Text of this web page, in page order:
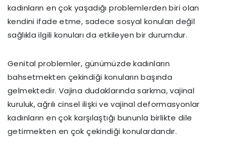
kadınların en çok yaşadığı problemlerden biri olan
kendini ifade etme, sadece sosyal konuları değil
sağlıkla ilgili konuları da etkileyen bir durumdur.
Genital problemler, günümüzde kadınların
bahsetmekten çekindiği konuların başında
gelmektedir. Vajina dudaklarında sarkma, vajinal
kuruluk, ağrılı cinsel ilişki ve vajinal deformasyonlar
kadınların en çok karşılaştığı bununla birlikte dile
getirmekten en çok çekindiği konulardandır.